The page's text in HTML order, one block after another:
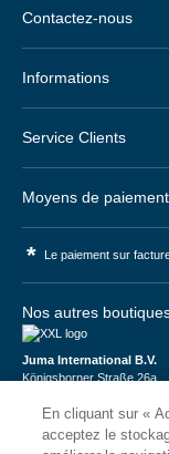
Contactez-nous
Informations
Service Clients
Moyens de paiement
* Le paiement sur
Nos autres
Juma International B.V.
Königsborner Straße 26a
USt-ID: DE321159873
Handelsregister: 58573909
En cliquant sur «
acceptez le